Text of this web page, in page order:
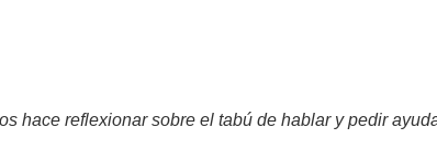
hace reflexionar sobre el tabú de hablar y pedir